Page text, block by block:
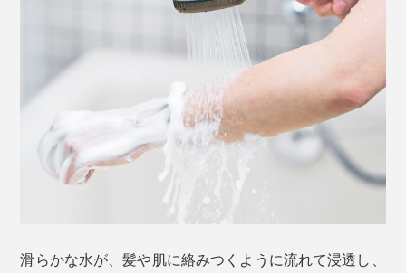
滑らかな水が、髪や肌に絡みつくように流れて浸透し、